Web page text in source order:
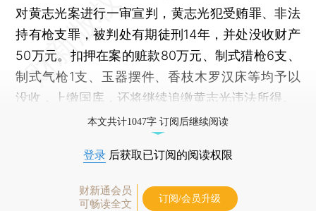
对黄志光案进行一审宣判，黄志光犯受贿罪、非法
持有枪支罪，被判处有期徒刑14年，并处没收财产
50万元。扣押在案的赃款80万元、制式猎枪6支、
制式气枪1支、玉器摆件、香枝木罗汉床等均予以
没收，上缴国库，还将继续追缴黄志光违法所得。
本文共计1047字 订阅后继续阅读
登录 后获取已订阅的阅读权限
财新通会员
可畅读全文
订阅/会员升级